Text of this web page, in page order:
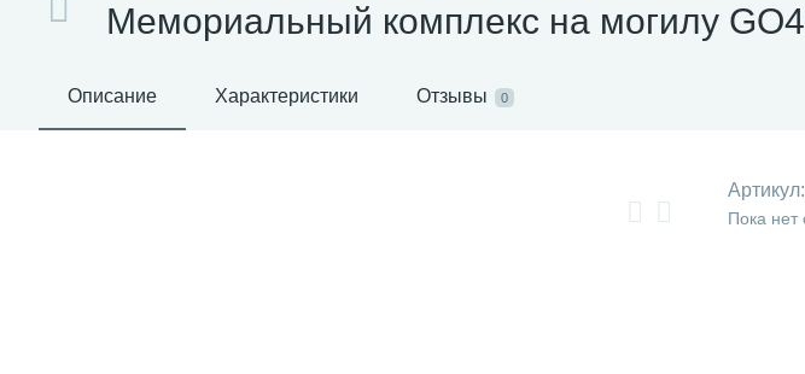
Вазы
Мемориальный комплекс на могилу
Описание Характеристики Отзывы 0
Артикул:
Пока нет